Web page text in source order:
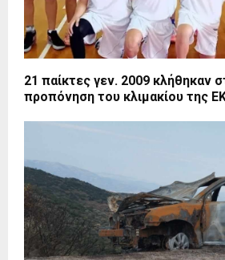
21 παίκτες γεν. 2009 κλήθηκαν
προπόνηση του κλιμακίου της